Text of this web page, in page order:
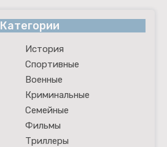
Категории
История
Спортивные
Военные
Криминальные
Семейные
Фильмы
Триллеры